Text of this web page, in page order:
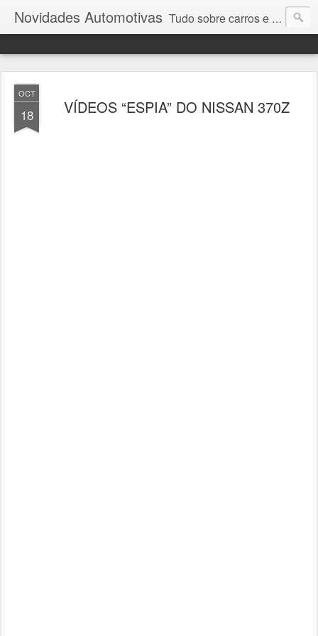
Novidades Automotivas Tudo sobre carros e motores
OCT
18 VÍDEOS “ESPIA” DO NISSAN 370Z